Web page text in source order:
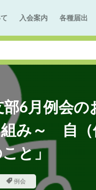
入会案内 各種届出
6月例会
組み～ 自
と」
例会